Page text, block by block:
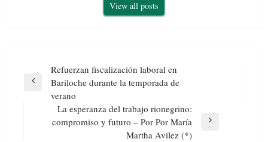
View all posts
Navegación
de
entradas
Previous
Refuerzan fiscalización laboral en
Bariloche durante la temporada de
verano
Next
La esperanza del trabajo rionegrino:
compromiso y futuro – Por Por María
Martha Avilez (*)